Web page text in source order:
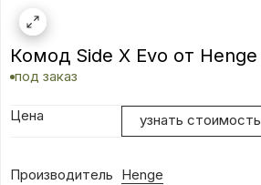
Комод Side X Evo от Henge
под заказ
Цена узнать стоимость
Производитель Henge